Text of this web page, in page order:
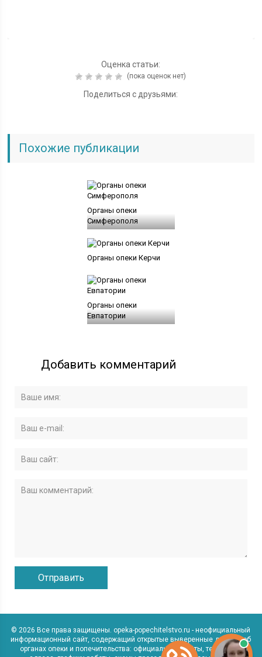
Оценка статьи:
(пока оценок нет)
Поделиться с друзьями:
Похожие публикации
Органы опеки
Симферополя
Органы опеки Керчи
Органы опеки
Евпатории
Добавить комментарий
© 2026 Все права защищены. opeka-popechitelstvo.ru - неофициальный
информационный сайт, содержащий открытые выверенные данные об
органах опеки и попечительства: официальные сайты, телефоны,